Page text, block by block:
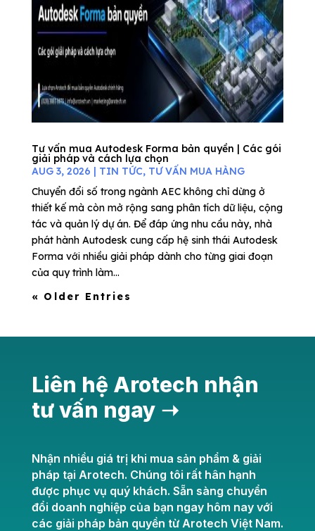
Tư vấn mua Autodesk Forma bản quyền | Các gói
giải pháp và cách lựa chọn
AUG 3, 2026 | TIN TỨC, TƯ VẤN MUA HÀNG
Chuyển đổi số trong ngành AEC không chỉ dừng ở
thiết kế mà còn mở rộng sang phân tích dữ liệu, cộng
tác và quản lý dự án. Để đáp ứng nhu cầu này, nhà
phát hành Autodesk cung cấp hệ sinh thái Autodesk
Forma với nhiều giải pháp dành cho từng giai đoạn
của quy trình làm...
« Older Entries
Liên hệ Arotech nhận
tư vấn ngay ➝
Nhận nhiều giá trị khi mua sản phẩm & giải
pháp tại Arotech. Chúng tôi rất hân hạnh
được phục vụ quý khách. Sẵn sàng chuyển
đổi doanh nghiệp của bạn ngay hôm nay với
các giải pháp bản quyền từ Arotech Việt Nam.